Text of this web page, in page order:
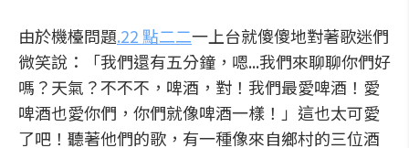
由於機檯問題.22 點二二一上台就傻傻地對著歌迷們
微笑說：「我們還有五分鐘，嗯...我們來聊聊你們好
嗎？天氣？不不不，啤酒，對！我們最愛啤酒！愛
啤酒也愛你們，你們就像啤酒一樣！」這也太可愛
了吧！聽著他們的歌，有一種像來自鄉村的三位酒